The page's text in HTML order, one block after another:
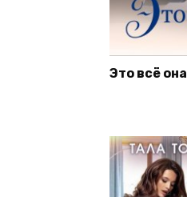
Это всё она